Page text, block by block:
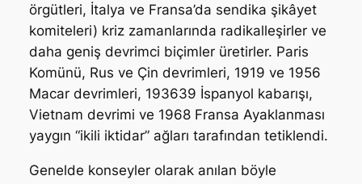
örgütleri, İtalya ve Fransa’da sendika şikâyet
komiteleri) kriz zamanlarında radikalleşirler ve
daha geniş devrimci biçimler üretirler. Paris
Komünü, Rus ve Çin devrimleri, 1919 ve 1956
Macar devrimleri, 193639 İspanyol kabarışı,
Vietnam devrimi ve 1968 Fransa Ayaklanması
yaygın “ikili iktidar” ağları tarafından tetiklendi.
Genelde konseyler olarak anılan böyle